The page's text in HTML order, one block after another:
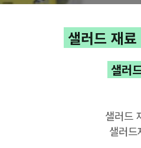
샐러드 재
샐러
샐러드
샐러